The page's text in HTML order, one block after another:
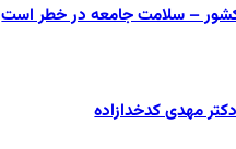
کشور – سلامت جامعه در خطر است
مهدی کدخدازاده